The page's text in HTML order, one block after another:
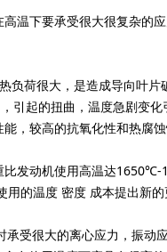
温下要承受很大很复杂的
荷很大，是造成导向叶片
引起的扭曲，温度急剧变化
，较高的抗氧化性和热腐
发动机使用高温达
的温度 密度 成本提出新的
很大的离心应力，振动